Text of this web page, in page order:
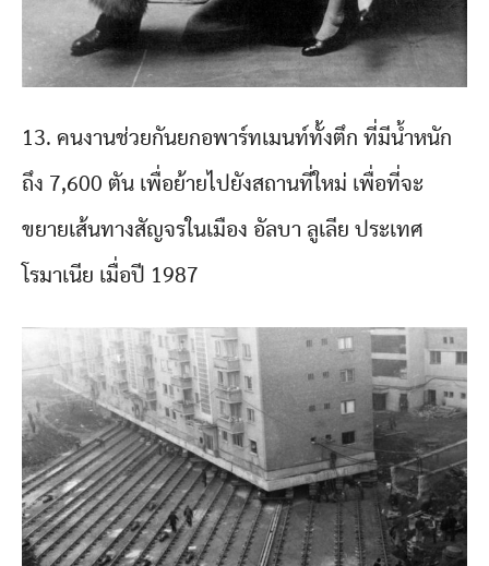
13. คนงานช่วยกันยกอพาร์ทเมนท์ทั้งตึก ที่มีน้ำหนัก
ถึง 7,600 ตัน เพื่อย้ายไปยังสถานที่ใหม่ เพื่อที่จะ
ขยายเส้นทางสัญจรในเมือง อัลบา ลูเลีย ประเทศ
โรมาเนีย เมื่อปี 1987